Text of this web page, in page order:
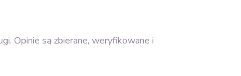
Opinie są zbierane, weryfikowane i